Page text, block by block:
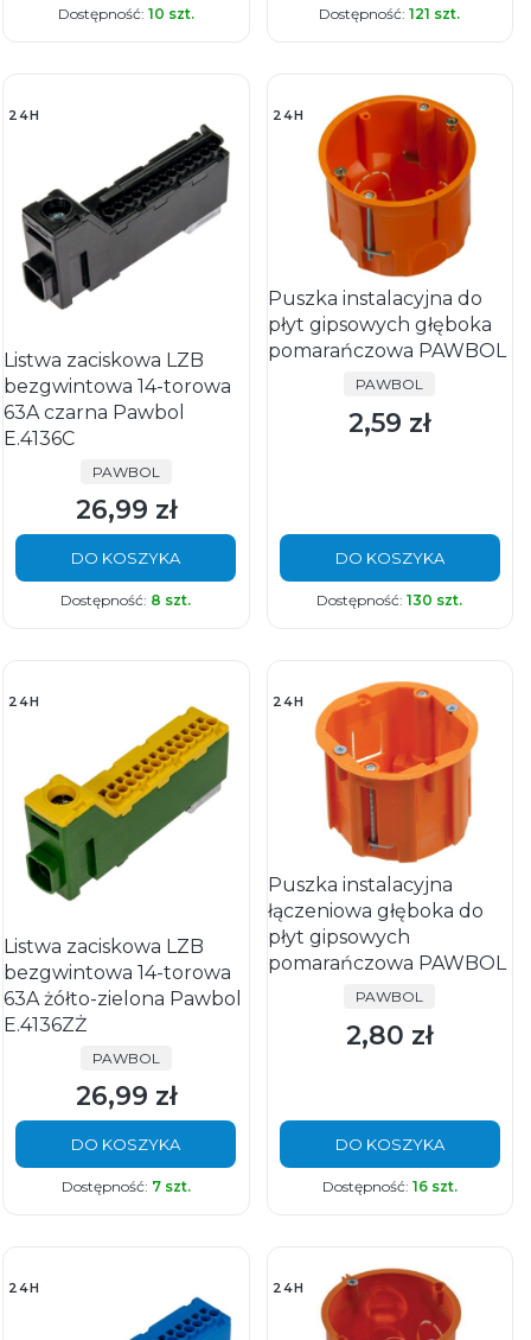
Dostępność: 10 szt. Dostępność:121 szt.
24H
Listwa zaciskowa LZB
bezgwintowa 14-torowa
63A czarna Pawbol
E.4136C
PRODUCENT
PAWBOL
Cena
26,99 zł
DO KOSZYKA
Dostępność: 8 szt.
24H
Puszka instalacyjna do
płyt gipsowych głęboka
pomarańczowa PAWBOL
PRODUCENT
PAWBOL
Cena
2,59 zł
DO KOSZYKA
Dostępność:130 szt.
24H
Listwa zaciskowa LZB
bezgwintowa 14-torowa
63A żółto-zielona Pawbol
E.4136ZŻ
PRODUCENT
PAWBOL
Cena
26,99 zł
DO KOSZYKA
Dostępność: 7 szt.
24H
Puszka instalacyjna
łączeniowa głęboka do
płyt gipsowych
pomarańczowa PAWBOL
PRODUCENT
PAWBOL
Cena
2,80 zł
DO KOSZYKA
Dostępność: 16 szt.
24H 24H